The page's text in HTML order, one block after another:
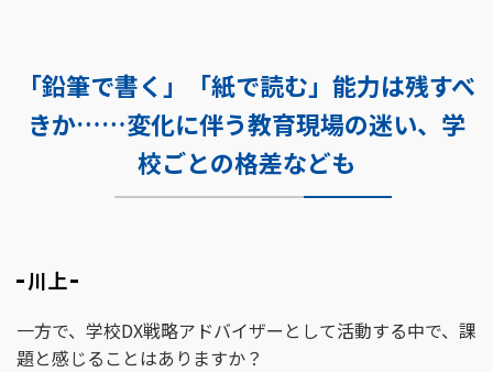
「鉛筆で書く」「紙で読む」能力は残すべ
きか……変化に伴う教育現場の迷い、学
校ごとの格差なども
川上
一方で、学校DX戦略アドバイザーとして活動する中で、課
題と感じることはありますか？